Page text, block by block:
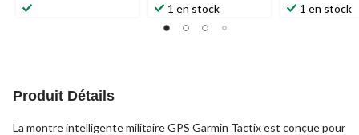
1 en stock 1 en stock
Produit Détails
La montre intelligente militaire GPS Garmin Tactix est conçue pour